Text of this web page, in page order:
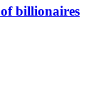
billionaires